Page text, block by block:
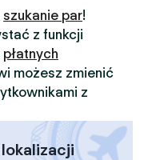
szukanie par!
z funkcji
płatnych
możesz zmienić
z